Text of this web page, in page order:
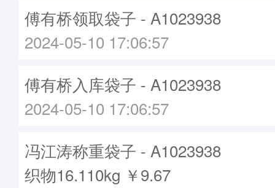
傅有桥领取袋子 - A1023938
2024-05-10 17:06:57
傅有桥入库袋子 - A1023938
2024-05-10 17:06:57
冯江涛称重袋子 - A1023938
织物16.110kg ￥9.67